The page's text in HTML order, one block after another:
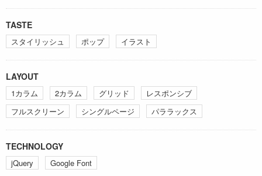
TASTE
スタイリッシュ ポップ イラスト
LAYOUT
1カラム 2カラム グリッド
レスポンシブ
フルスクリーン
シングルページ パララックス
TECHNOLOGY
jQuery Google Font